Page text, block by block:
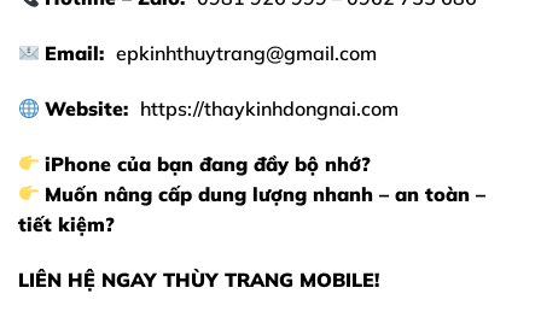
Email:epkinhthuytrang@gmail.com
Website: https://thaykinhdongnai.com
iPhone của bạn đang đầy bộ nhớ?
Muốn nâng cấp dung lượng nhanh – an toàn –
tiết kiệm?
LIÊN HỆ NGAY THÙY TRANG MOBILE!